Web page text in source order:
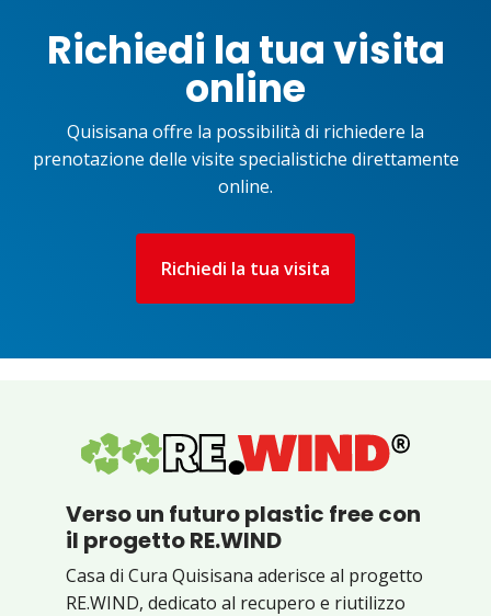
Richiedi la tua visita
online
Quisisana offre la possibilità di richiedere la
prenotazione delle visite specialistiche direttamente
online.
Richiedi la tua visita
Verso un futuro plastic free con
il progetto RE.WIND
Casa di Cura Quisisana aderisce al progetto
RE.WIND, dedicato al recupero e riutilizzo